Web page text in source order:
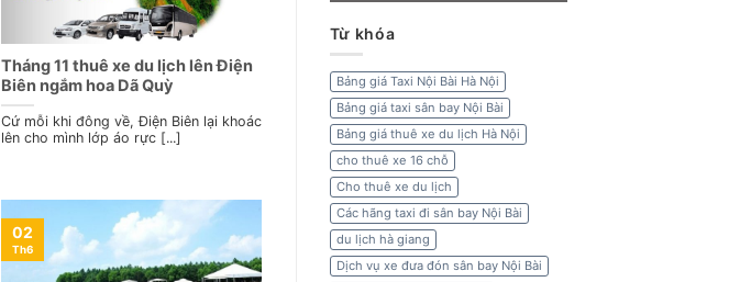
Tháng 11 thuê xe du lịch lên Điện
Biên ngắm hoa Dã Quỳ
Cứ mỗi khi đông về, Điện Biên lại khoác
lên cho mình lớp áo rực [...]
02
Th6
Từ khóa
Bảng giá Taxi Nội Bài Hà Nội
Bảng giá taxi sân bay Nội Bài
Bảng giá thuê xe du lịch Hà Nội
cho thuê xe 16 chỗ
Cho thuê xe du lịch
Các hãng taxi đi sân bay Nội Bài
du lịch hà giang
Dịch vụ xe đưa đón sân bay Nội Bài